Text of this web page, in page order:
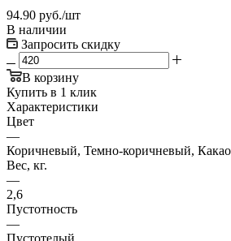
94.90 руб./шт
В наличии
Запросить скидку
В корзину
Купить в 1 клик
Характеристики
Цвет
—
Коричневый, Темно-коричневый, Какао,
Вес, кг.
—
2,6
Пустотность
—
Пустотелый